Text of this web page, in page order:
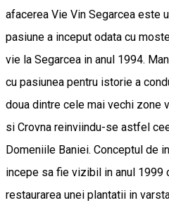
afacerea Vie Vin Segarcea este
pasiune a inceput odata cu
vie la Segarcea in anul 1994.
cu pasiunea pentru istorie a
doua dintre cele mai vechi zone
si Crovna reinviindu-se astfel
Domeniile Baniei. Conceptul de
incepe sa fie vizibil in anul 1999
restaurarea unei plantatii in